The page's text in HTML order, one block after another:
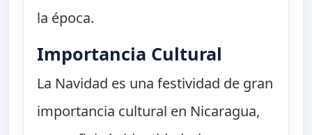
la época.
Importancia Cultural
La Navidad es una festividad de gran
importancia cultural en Nicaragua,